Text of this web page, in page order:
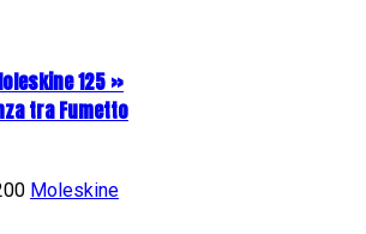
125 »
tra Fumetto
Moleskine